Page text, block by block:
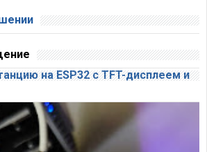
на ESP32 с TFT-дисплеем и